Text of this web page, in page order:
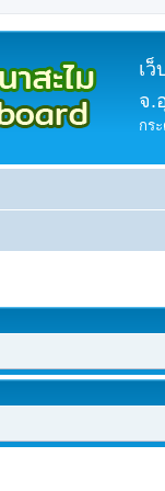
เ
จ.
กร